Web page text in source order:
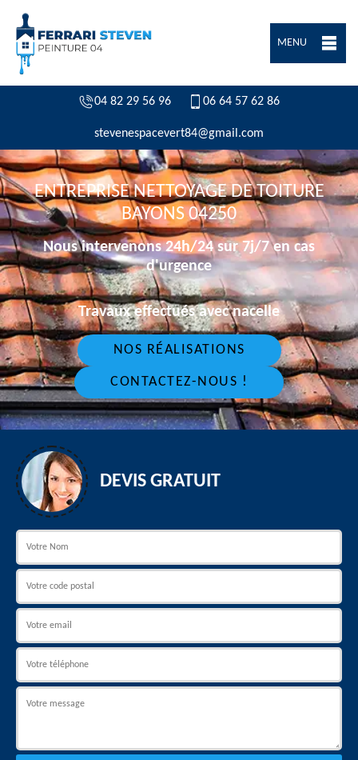
MENU
04 82 29 56 96 06 64 57 62 86
stevenespacevert84@gmail.com
ENTREPRISE NETTOYAGE DE TOITURE
BAYONS 04250
Nous intervenons 24h/24 sur 7j/7 en cas
d'urgence
Travaux effectués avec nacelle
NOS RÉALISATIONS
CONTACTEZ-NOUS !
DEVIS GRATUIT